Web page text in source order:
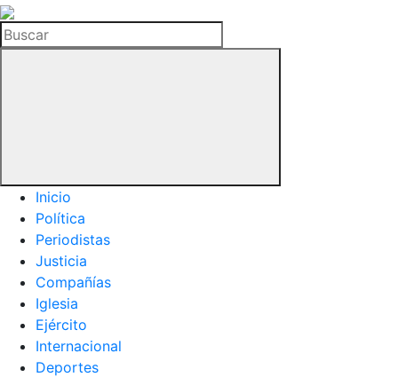
La
Hemeroteca
del
Buscar
Inicio
Política
Periodistas
Justicia
Compañías
Iglesia
Ejército
Internacional
Deportes